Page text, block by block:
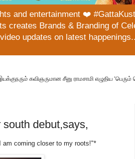
and entertainment ❤️
creates Brands & Branding of
updates on latest
கவிஞருமான சீனு ராமசாமி எழுதிய
debut,says,
coming closer to my roots!"*